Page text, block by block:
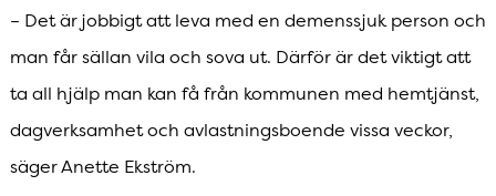
– Det är jobbigt att leva med en demenssjuk person och
man får sällan vila och sova ut. Därför är det viktigt att
ta all hjälp man kan få från kommunen med hemtjänst,
dagverksamhet och avlastningsboende vissa veckor,
säger Anette Ekström.